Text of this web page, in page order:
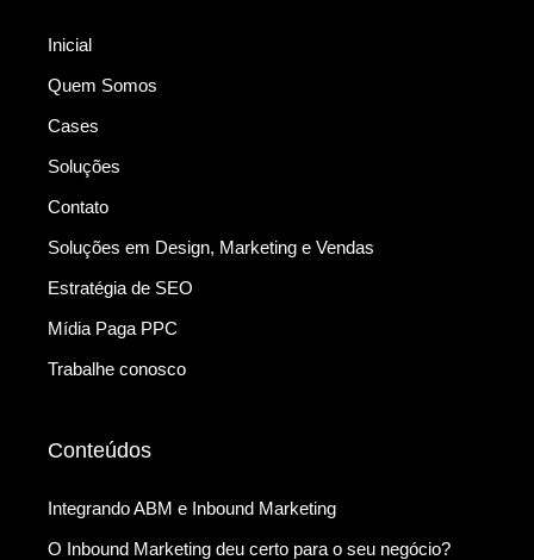
Inicial
Quem Somos
Cases
Soluções
Contato
Soluções em Design, Marketing e Vendas
Estratégia de SEO
Mídia Paga PPC
Trabalhe conosco
Conteúdos
Integrando ABM e Inbound Marketing
O Inbound Marketing deu certo para o seu negócio?